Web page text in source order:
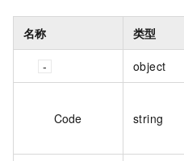
名称 类型
object
Code string